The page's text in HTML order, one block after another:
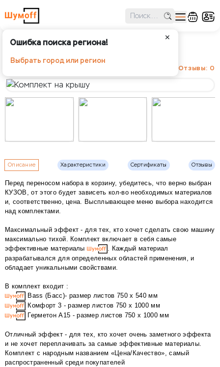
✕
Ошибка поиска региона!
Выбрать город или регион
Отзывы: 0
Описание Характеристики Сертификаты Отзывы
Перед переносом набора в корзину, убедитесь, что верно выбран
КУЗОВ, от этого будет зависеть кол-во необходимых материалов
и, соответственно, цена. Высплывающее меню выбора находится
над комплектами.
Максимальный эффект - для тех, кто хочет сделать свою машину
максимально тихой. Комплект включает в себя самые
эффективные материалы
. Каждый материал
разрабатывался для определенных областей применения, и
обладает уникальными свойствами.
В комплект входит :
Bass (Басс)- размер листов 750 x 540 мм
Комфорт 3 - размер листов 750 х 1000 мм
Герметон А15 - размер листов 750 х 1000 мм
Отличный эффект - для тех, кто хочет очень заметного эффекта
и не хочет переплачивать за самые эффективные материалы.
Комплект с народным названием «Цена/Качество», самый
распространенный среди покупателей